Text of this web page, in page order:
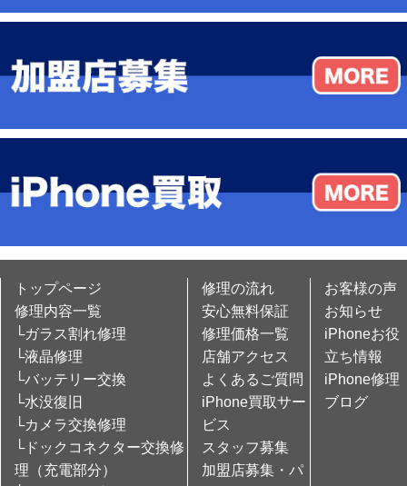
トップページ
修理内容一覧
└ガラス割れ修理
└液晶修理
└バッテリー交換
└水没復旧
└カメラ交換修理
└ドックコネクター交換修
理（充電部分）
修理の流れ
安心無料保証
修理価格一覧
店舗アクセス
よくあるご質問
iPhone買取サー
ビス
スタッフ募集
加盟店募集・パ
お客様の声
お知らせ
iPhoneお役
立ち情報
iPhone修理
ブログ